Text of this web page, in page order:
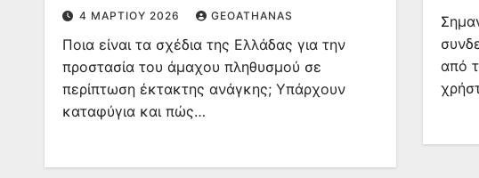
4 ΜΑΡΤΊΟΥ 2026 GEOATHANAS
Ποια είναι τα σχέδια της Ελλάδας για την
προστασία του άμαχου πληθυσμού σε
περίπτωση έκτακτης ανάγκης; Υπάρχουν
καταφύγια και πώς…
από